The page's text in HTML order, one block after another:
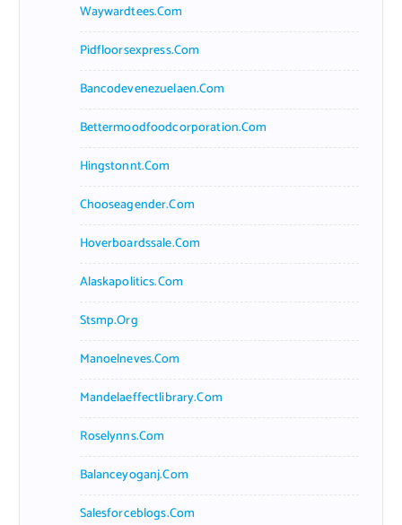
Waywardtees.com
Pidfloorsexpress.com
Bancodevenezuelaen.com
Bettermoodfoodcorporation.com
Hingstonnt.com
Chooseagender.com
Hoverboardssale.com
Alaskapolitics.com
Stsmp.org
Manoelneves.com
Mandelaeffectlibrary.com
Roselynns.com
Balanceyoganj.com
Salesforceblogs.com